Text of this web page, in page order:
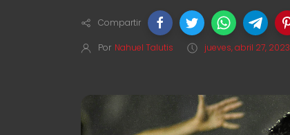
Compartir
Por Nahuel Talutis jueves, abril 27, 2023